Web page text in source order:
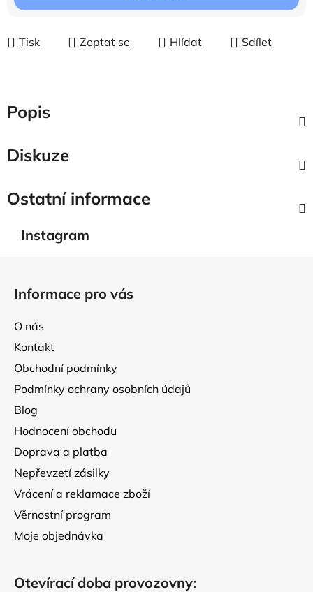
Tisk Zeptat se Hlídat Sdílet
Popis
Diskuze
Ostatní informace
Instagram
Informace pro vás
O nás
Kontakt
Obchodní podmínky
Podmínky ochrany osobních údajů
Blog
Hodnocení obchodu
Doprava a platba
Nepřevzetí zásilky
Vrácení a reklamace zboží
Věrnostní program
Moje objednávka
Otevírací doba provozovny: